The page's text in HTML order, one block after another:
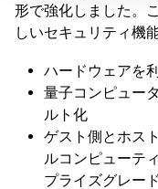
形で強化しました。
しいセキュリティ機
ハードウェアを
量子コンピュー
ルト化
ゲスト側とホス
ルコンピューテ
プライズグレー